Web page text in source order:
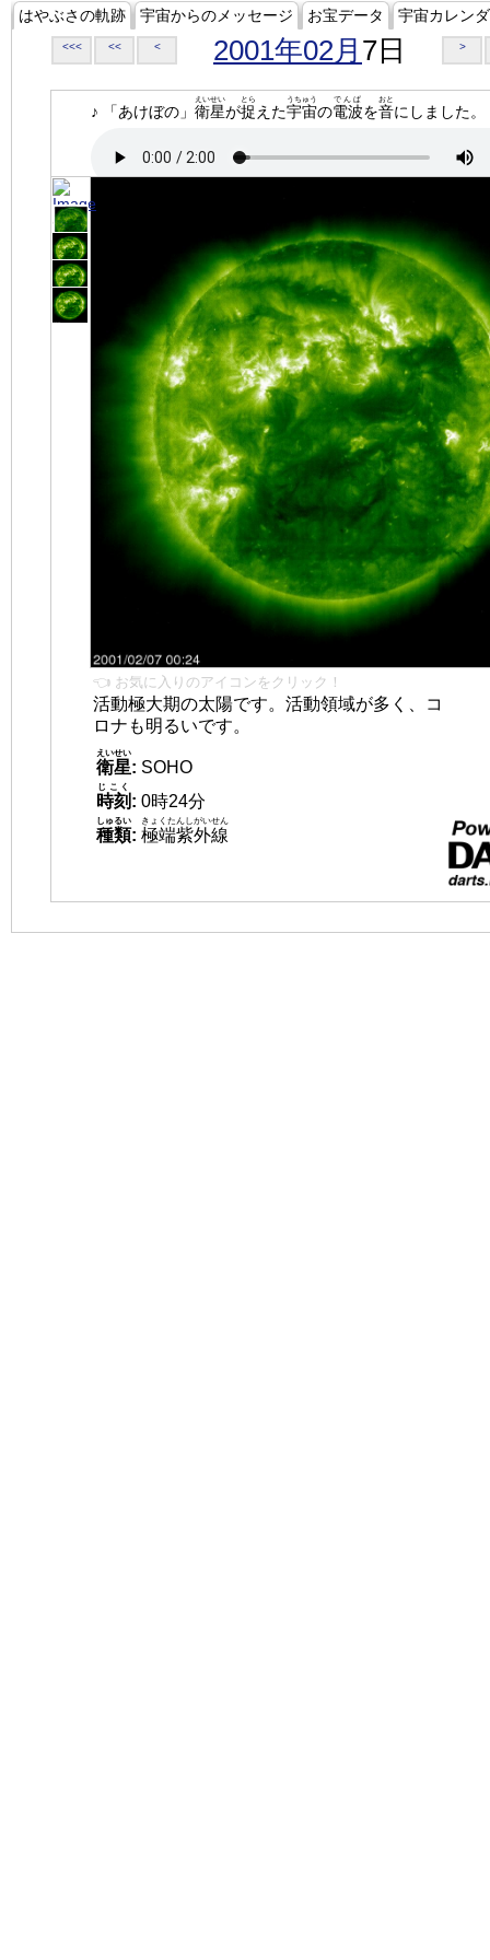
はやぶさの軌跡 宇宙からのメッセージ お宝データ 宇宙カレン
<<< << < 2001年02月 7日 >
♪ 「あけぼの」 衛星
えいせい
が捉
とら
えた宇宙
うちゅう
の電波
でんぱ
を音
おと
にしました。
👈 お気に入りのアイコンをクリック！
活動極大期の太陽です。活動領域が多く、コ
ロナも明るいです。
衛星
えいせい
: SOHO
時刻
じこく
: 0時24分
種類
しゅるい
: 極端紫外線
きょくたんしがいせん